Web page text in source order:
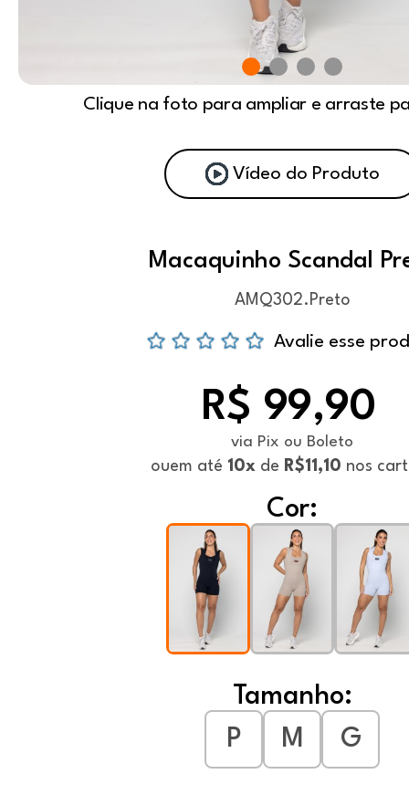
Clique na foto para ampliar e arraste
Vídeo do Produto
Macaquinho Scandal
AMQ302.Preto
Avalie esse
R$ 99,90
via Pix ou Boleto
ouem até 10xde R$11,10 nos
Cor:
Tamanho:
P
M G